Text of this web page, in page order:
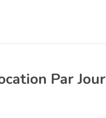
Par Jour